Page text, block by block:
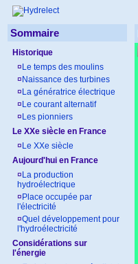
Sommaire
Historique
¤ Le temps des moulins
¤ Naissance des turbines
¤ La génératrice électrique
¤ Le courant alternatif
¤ Les pionniers
Le XXe siècle en France
¤ Le XXe siècle
Aujourd'hui en France
¤ La production
hydroélectrique
¤ Place occupée par
l'électricité
¤Quel développement pour
l'hydroélectricité
Considérations sur
l'énergie